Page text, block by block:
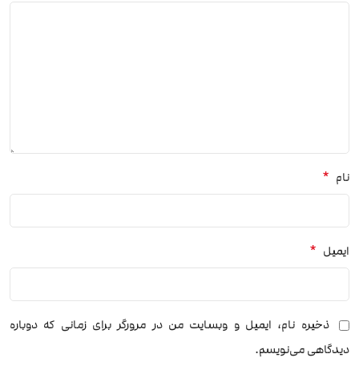
نام *
ایمیل *
ذخیره نام، ایمیل و وبسایت من در مرورگر برای زمانی که دوباره
دیدگاهی می‌نویسم.